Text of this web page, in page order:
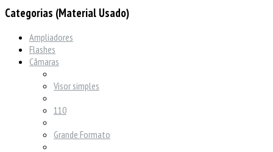
Categorias (Material Usado)
Ampliadores
Flashes
Câmaras
Visor simples
110
Grande Formato